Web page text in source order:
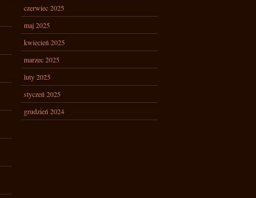
czerwiec 2025
maj 2025
kwiecień 2025
marzec 2025
luty 2025
styczeń 2025
grudzień 2024